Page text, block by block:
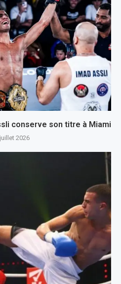
conserve son titre à Miami
2026